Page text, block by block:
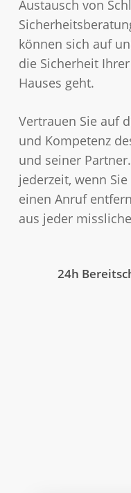
Austausch von
können sich auf
die Sicherheit
Hauses geht.
Vertrauen Sie auf
und Kompetenz
und seiner
jederzeit, wenn
einen Anruf
aus jeder
24h